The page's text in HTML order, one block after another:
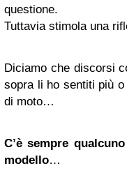
questione.
Tuttavia stimola una
Diciamo che discorsi
sopra li ho sentiti più
di moto…
C’è sempre
modello…